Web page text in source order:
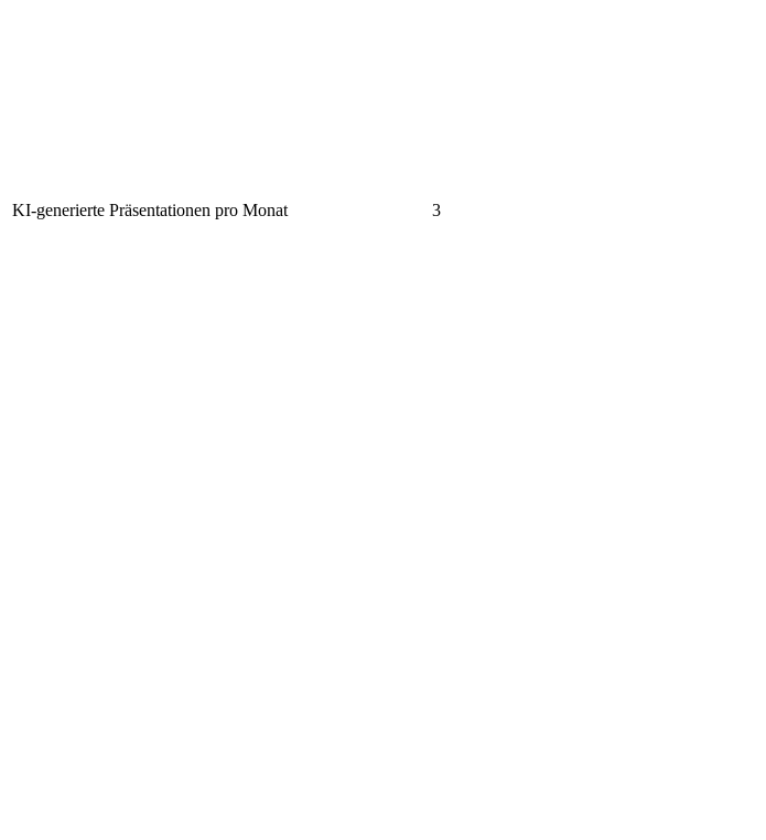
KI-generierte Präsentationen pro Monat 3